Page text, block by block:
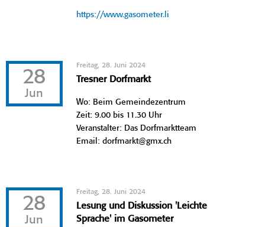
https://www.gasometer.li
28
Jun
Freitag, 28. Juni 2024
Tresner Dorfmarkt
Wo: Beim Gemeindezentrum
Zeit: 9.00 bis 11.30 Uhr
Veranstalter: Das Dorfmarktteam
Email: dorfmarkt@gmx.ch
28
Jun
Freitag, 28. Juni 2024
Lesung und Diskussion 'Leichte
Sprache' im Gasometer